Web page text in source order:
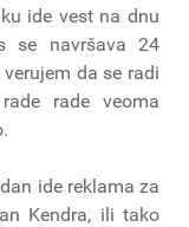
ide vest na dnu
se navršava 24
da se radi
rade veoma
ide reklama za
Kendra, ili tako